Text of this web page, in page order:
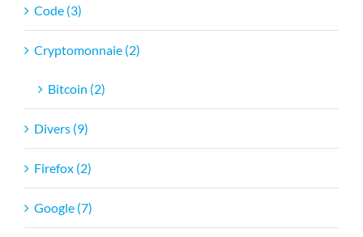
Code (3)
Cryptomonnaie (2)
Bitcoin (2)
Divers (9)
Firefox (2)
Google (7)